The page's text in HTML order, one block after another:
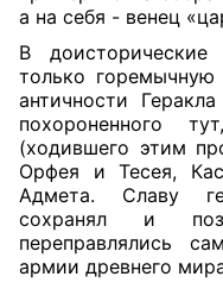
а на себя - венец
В
только
античности
похороненного
(ходившего этим
Орфея и Тесея,
Адмета. Славу
сохранял и
переправлялись
армии древнего